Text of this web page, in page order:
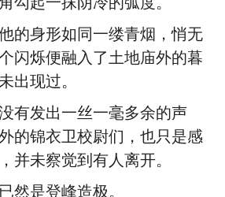
的身形如同一缕青烟，悄无
闪烁便融入了土地庙外的暮
出现过。
有发出一丝一毫多余的声
的锦衣卫校尉们，也只是感
并未察觉到有人离开。
然是登峰造极。